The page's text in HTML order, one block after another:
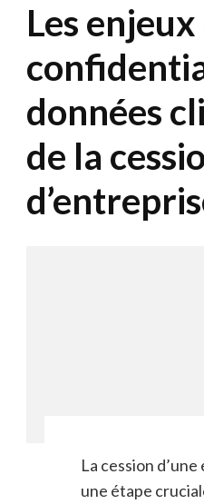
Les enjeux
données
de la
La cession
une étape